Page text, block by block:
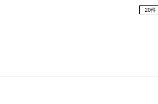
20件